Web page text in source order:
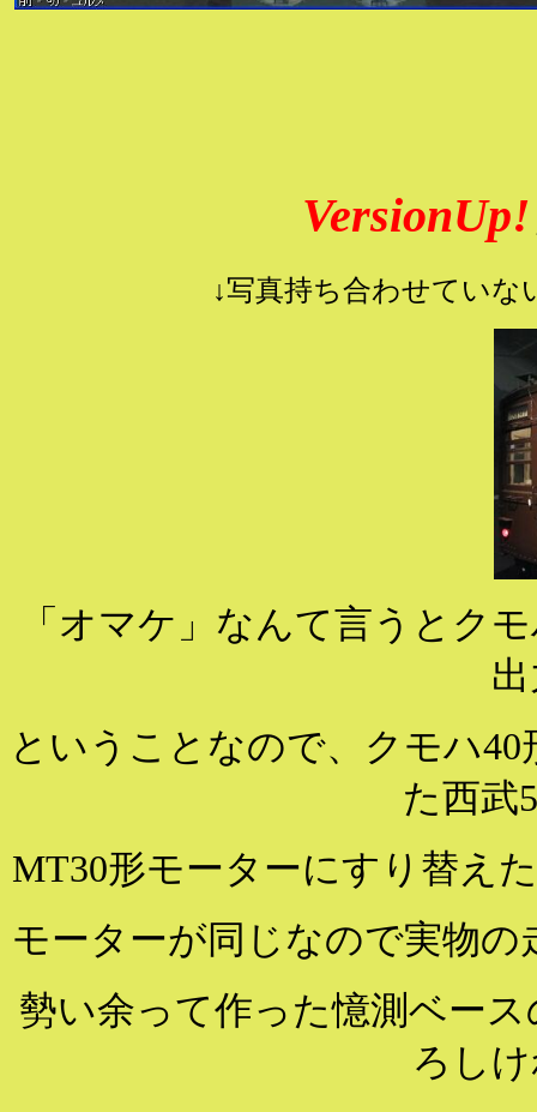
VersionUp!
↓写真持ち合わせていな
「オマケ」なんて言うとク
ということなので、クモハ
た西武
MT30形モーターにすり替え
モーターが同じなので実物
勢い余って作った憶測ベー
ろし